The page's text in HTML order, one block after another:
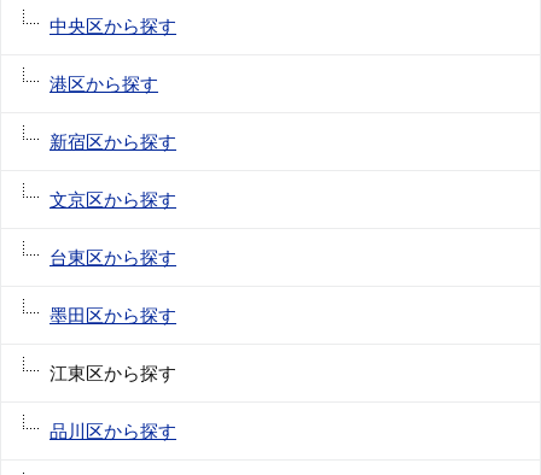
中央区から探す
港区から探す
新宿区から探す
文京区から探す
台東区から探す
墨田区から探す
江東区から探す
品川区から探す